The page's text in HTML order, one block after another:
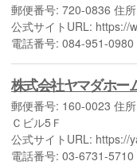
郵便番号: 720-0836 住
公式サイトURL: https://
電話番号: 084-951-0980
株式会社ヤマダホー
郵便番号: 160-0023 住
Ｃビル5Ｆ
公式サイトURL: https://
電話番号: 03-6731-5710